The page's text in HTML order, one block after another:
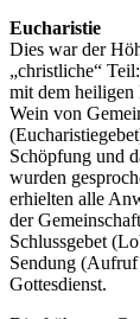
Eucharistie
Dies war der
„christliche“
mit dem heiligen
Wein von
Schöpfung und
wurden
erhielten alle
der
Schlussgebet
Sendung (Aufruf
Gottesdienst.